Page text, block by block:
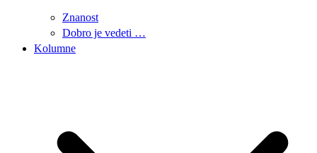
Znanost
Dobro je vedeti …
Kolumne